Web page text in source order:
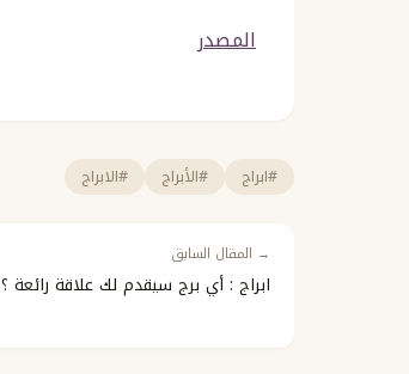
المصدر
#ابراج #الأبراج #الابراج
→ المقال السابق
ابراج : أي برج سيقدم لك علاقة رائعة ؟